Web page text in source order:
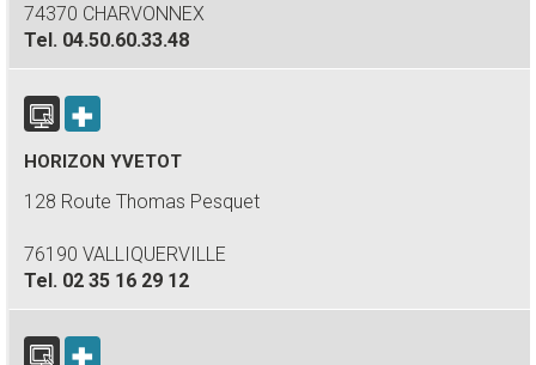
74370 CHARVONNEX
Tel. 04.50.60.33.48
HORIZON YVETOT
128 Route Thomas Pesquet
76190 VALLIQUERVILLE
Tel. 02 35 16 29 12